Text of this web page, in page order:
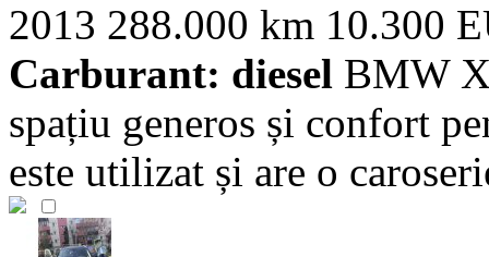
2013 288.000 km 10.300
Carburant: diesel BMW
spațiu generos și confort
este utilizat și are o